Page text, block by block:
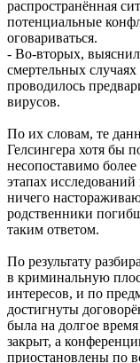
распространённая
потенциальные
оговариваться.
- Во-вторых,
смертельных
проводилось
вирусов.
По их словам, те
Гелсингера хотя бы
несопоставимо
этапах
ничего
родственники
таким ответом.
По результату
в криминальную
интересов, и по
достигнуты
была на долгое
закрыт, а
приостановлены по